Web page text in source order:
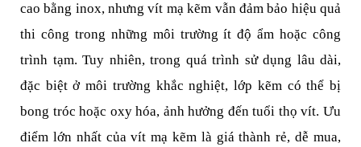
cao bằng inox, nhưng vít mạ kẽm vẫn đảm bảo hiệu quả
thi công trong những môi trường ít độ ẩm hoặc công
trình tạm. Tuy nhiên, trong quá trình sử dụng lâu dài,
đặc biệt ở môi trường khắc nghiệt, lớp kẽm có thể bị
bong tróc hoặc oxy hóa, ảnh hưởng đến tuổi thọ vít. Ưu
điểm lớn nhất của vít mạ kẽm là giá thành rẻ, dễ mua,